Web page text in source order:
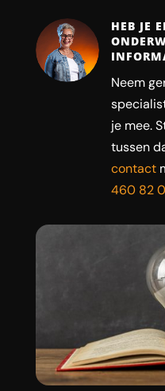
HEB JE
Neem
je mee.
tussen
contact
460 82